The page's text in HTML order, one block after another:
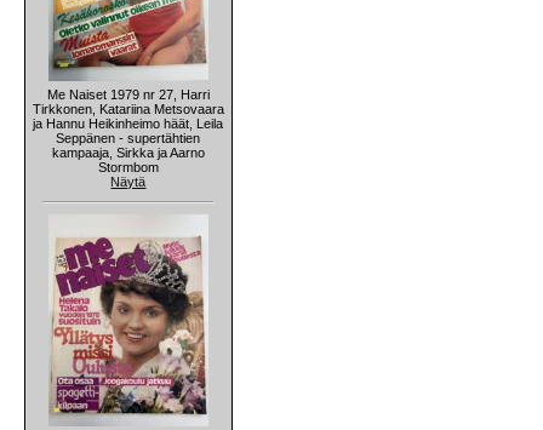
Me Naiset 1979 nr 27, Harri
Tirkkonen, Katariina Metsovaara
ja Hannu Heikinheimo häät, Leila
Seppänen - supertähtien
kampaaja, Sirkka ja Aarno
Stormbom
Näytä